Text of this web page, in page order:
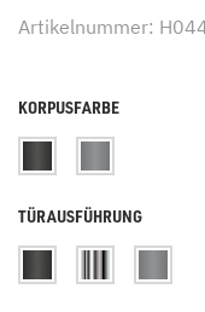
Artikelnummer:
KORPUSFARBE
TÜRAUSFÜHRUNG